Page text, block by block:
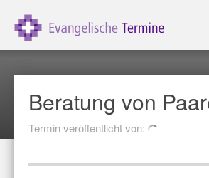
Beratung von
Termin veröffentlicht von: